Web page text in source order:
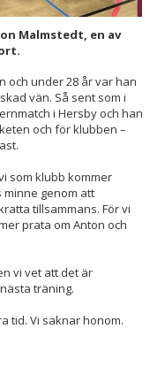
Malmstedt, en av
och under 28 år var han
vän. Så sent som i
i Hersby och han
och för klubben –
som klubb kommer
minne genom att
tillsammans. För vi
prata om Anton och
vi vet att det är
träning.
tid. Vi saknar honom.